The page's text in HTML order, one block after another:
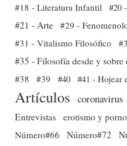
#18 - Literatura Infantil #20
#21 - Arte #29 -
#31 - Vitalismo Filosófico
#35 - Filosofía desde y
#38
#39 #40 #41 - Hojear
Artículos coronavirus
Entrevistas erotismo y
Número#66
Número#72